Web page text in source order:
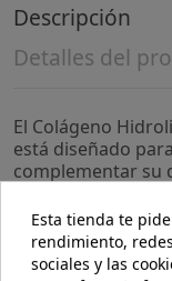
Descripción
Detalles del
El Colágeno
está diseñado
complementar su
apoyar el
salud general de
Esta tienda te
rendimiento,
sociales y las